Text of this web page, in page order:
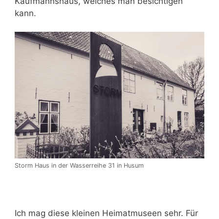
kann.
Storm Haus in der Wasserreihe 31 in Husum
Ich mag diese kleinen Heimatmuseen sehr. Für